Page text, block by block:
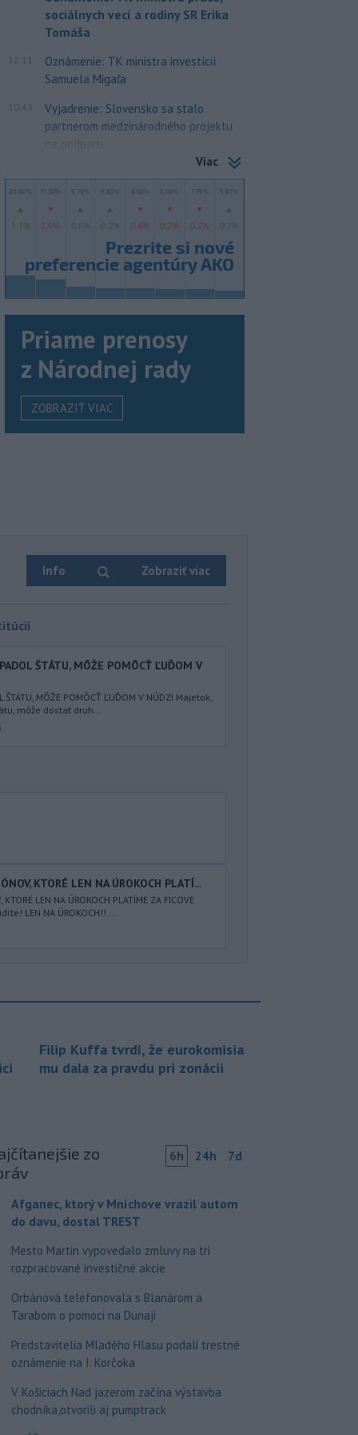
sociálnych vecí a rodiny SR Erika
Tomáša
12:11
Oznámenie: TK ministra investícií
Samuela Migaľa
10:43
Vyjadrenie: Slovensko sa stalo
partnerom medzinárodného projektu
na podporu...
Viac
Priame prenosy
z Národnej rady
ZOBRAZIŤ VIAC
Info Zobraziť viac
ŠTÁTU, MÔŽE POMÔCŤ ĽUĎOM V
ŠTÁTU, MÔŽE POMÔCŤ ĽUĎOM V NÚDZI Majetok,
môže dostať druh...
KTORÉ LEN NA ÚROKOCH PLATÍ...
KTORÉ LEN NA ÚROKOCH PLATÍME ZA FICOVE
LEN NA ÚROKOCH!! ...
Filip Kuffa tvrdí, že eurokomisia
mu dala za pravdu pri zonácii
zo
6h 24h 7d
Afganec, ktorý v Mníchove vrazil autom
do davu, dostal TREST
Mesto Martin vypovedalo zmluvy na tri
rozpracované investičné akcie
Orbánová telefonovala s Blanárom a
Tarabom o pomoci na Dunaji
Predstavitelia Mladého Hlasu podali trestné
oznámenie na I. Korčoka
V Košiciach Nad jazerom začína výstavba
chodníka,otvorili aj pumptrack